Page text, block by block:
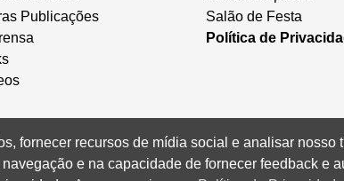
Publicações
Salão de Festa
Política de
fornecer recursos de mídia social e analisar
e na capacidade de fornecer feedback e